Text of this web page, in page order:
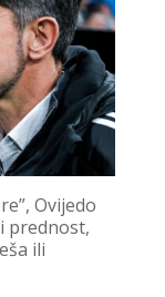
Ovijedo
prednost,
ili